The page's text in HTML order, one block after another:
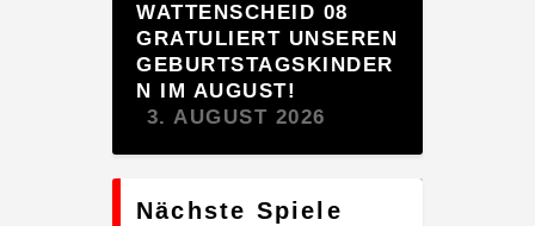
ATTENSCHEID 08 G
RATULIERT UNSEREN G
EBURTSTAGSKINDERN
IM AUGUST!
3. AUGUST 2026
Nächste Spiele